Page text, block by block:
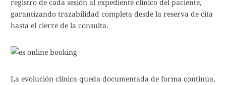
registro de cada sesión al expediente clínico del paciente,
garantizando trazabilidad completa desde la reserva de cita
hasta el cierre de la consulta.
La evolución clínica queda documentada de forma continua,